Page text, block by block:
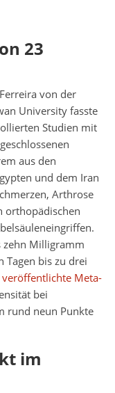
23
von der
University fasste
Studien mit
aus den
und dem Iran
Arthrose
orthopädischen
zehn Milligramm
bis zu drei
veröffentlichte Meta-
bei
rund neun Punkte
im